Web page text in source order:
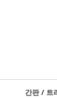
간판 / 트